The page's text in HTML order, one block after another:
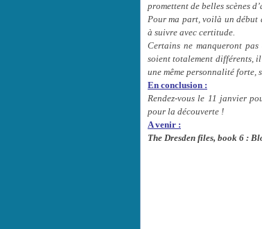
promettent de belles scènes
Pour ma part, voilà un début
à suivre avec certitude.
Certains ne manqueront
soient totalement différents, il
une même personnalité forte,
En conclusion :
Rendez-vous le 11 janvier
pour la découverte !
A venir :
The Dresden files, book 6 :